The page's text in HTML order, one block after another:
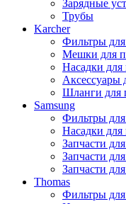
Зарядные
Трубы
Karcher
Фильтры
Мешки для
Насадки для
Аксессуары
Шланги для
Samsung
Фильтры
Насадки для
Запчасти
Запчасти
Запчасти
Thomas
Фильтры